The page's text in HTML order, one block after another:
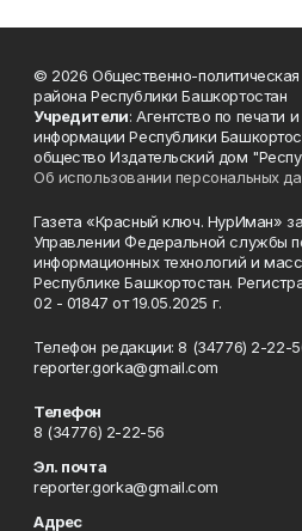
© 2026 Общественно-политическая
района Республики Башкортостан
Учредители: Агентство по печати
информации Республики
общество Издательский дом
Об использовании персональных
Газета «Красный ключ. НурИман»
Управлении Федеральной службы
информационных технологий и
Республике Башкортостан.
02 - 01847 от 19.05.2025 г.
Телефон редакции: 8 (34776) 2-22-
reporter.gorka@gmail.com
Телефон
8 (34776) 2-22-56
Эл. почта
reporter.gorka@gmail.com
Адрес